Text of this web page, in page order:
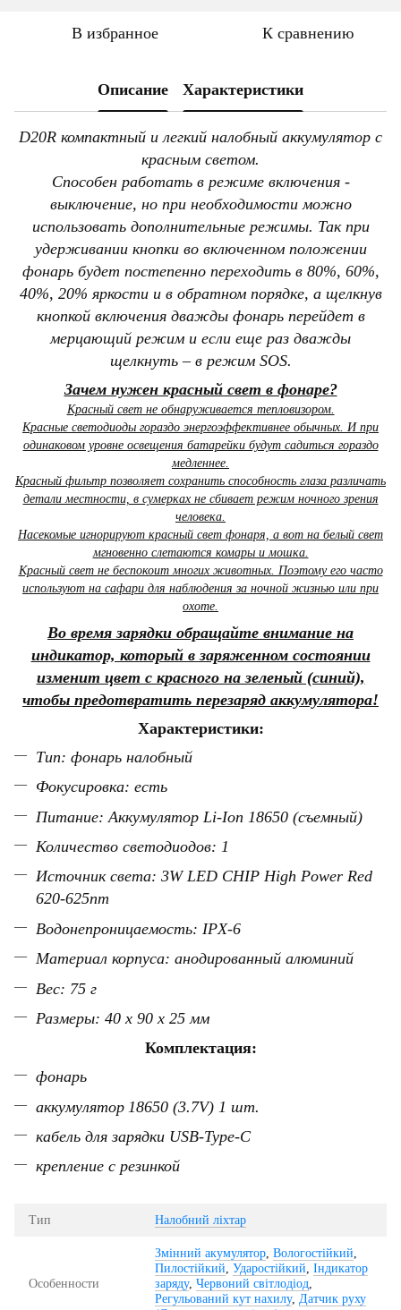
В избранное К сравнению
Описание Характеристики
D20R компактный и легкий налобный аккумулятор с
красным светом.
Способен работать в режиме включения -
выключение, но при необходимости можно
использовать дополнительные режимы. Так при
удерживании кнопки во включенном положении
фонарь будет постепенно переходить в 80%, 60%,
40%, 20% яркости и в обратном порядке, а щелкнув
кнопкой включения дважды фонарь перейдет в
мерцающий режим и если еще раз дважды
щелкнуть – в режим SOS.
Зачем нужен красный свет в фонаре?
Красный свет не обнаруживается тепловизором.
Красные светодиоды гораздо энергоэффективнее обычных. И при
одинаковом уровне освещения батарейки будут садиться гораздо
медленнее.
Красный фильтр позволяет сохранить способность глаза различать
детали местности, в сумерках не сбивает режим ночного зрения
человека.
Насекомые игнорируют красный свет фонаря, а вот на белый свет
мгновенно слетаются комары и мошка.
Красный свет не беспокоит многих животных. Поэтому его часто
используют на сафари для наблюдения за ночной жизнью или при
охоте.
Во время зарядки обращайте внимание на
индикатор, который в заряженном состоянии
изменит цвет с красного на зеленый (синий),
чтобы предотвратить перезаряд аккумулятора!
Характеристики:
Тип: фонарь налобный
Фокусировка: есть
Питание: Аккумулятор Li-Ion 18650 (съемный)
Количество светодиодов: 1
Источник света: 3W LED CHIP High Power Red
620-625nm
Водонепроницаемость: IPX-6
Материал корпуса: анодированный алюминий
Вес: 75 г
Размеры: 40 х 90 х 25 мм
Комплектация:
фонарь
аккумулятор 18650 (3.7V) 1 шт.
кабель для зарядки USB-Type-C
крепление с резинкой
Тип Налобний ліхтар
Особенности
Змінний акумулятор Вологостійкий
Пилостійкий Ударостійкий Індикатор
заряду, Червоний світлодіод
Регульований кут нахилу, Датчик руху